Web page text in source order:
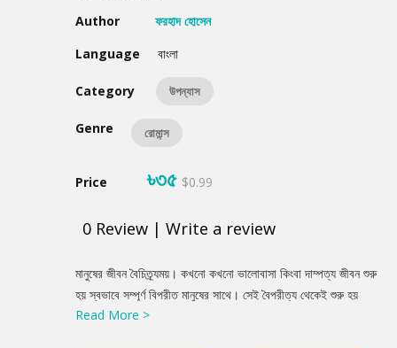
Author
ফরহাদ হোসেন
Language
বাংলা
Category উপন্যাস
Genre রোমান্স
Price ৳৩৫ $0.99
0 Review | Write a review
Product
Summery
মানুষের জীবন বৈচিত্র্যময়। কখনো কখনো ভালোবাসা কিংবা দাম্পত্য জীবন শুরু
হয় স্বভাবে সম্পূর্ণ বিপরীত মানুষের সাথে। সেই বৈপরীত্য থেকেই শুরু হয়
অভিমান, দূরত্ব। একদিকে শাহেদের মতো ব্যস্ত মানুষ যার সময় হয়ে ওঠেনা
Read More >